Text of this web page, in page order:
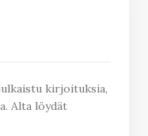
kirjoituksia,
Alta löydät